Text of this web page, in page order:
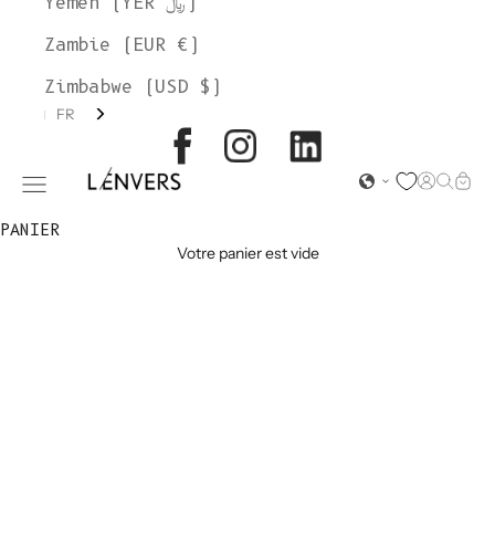
L'ENVERS
Ouvrir le menu de navigation Page
Zambie (EUR €)
Zimbabwe (USD $)
FR
PANIER
Votre panier est vide